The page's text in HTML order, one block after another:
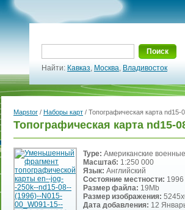
Поиск
Найти: Кавказ, Москва, Владивосток
Mapstor / Наборы карт / Топографическая карта nd15-
Топографическая карта nd15-
Type: Американские военные
Масштаб: 1:250 000
Язык: Английский
Состояние местности: 1996
Размер файла: 19Mb
Размер изображения:
Дата добавления: 12